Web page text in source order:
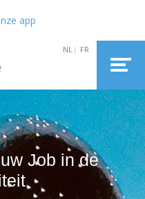
app
Job in de